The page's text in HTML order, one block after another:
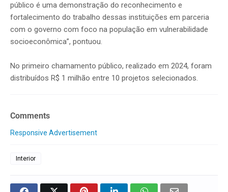
público é uma demonstração do reconhecimento e
fortalecimento do trabalho dessas instituições em parceria
com o governo com foco na população em vulnerabilidade
socioeconômica”, pontuou.
No primeiro chamamento público, realizado em 2024, foram
distribuídos R$ 1 milhão entre 10 projetos selecionados.
Comments
Responsive Advertisement
Interior